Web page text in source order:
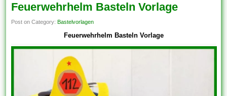
Feuerwehrhelm Basteln Vorlage
Post on Category:Bastelvorlagen
Feuerwehrhelm Basteln Vorlage